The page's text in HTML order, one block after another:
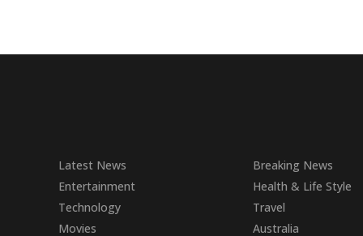
Latest News Breaking News
Entertainment
Health & Life Style
Technology
Travel
Movies
Australia